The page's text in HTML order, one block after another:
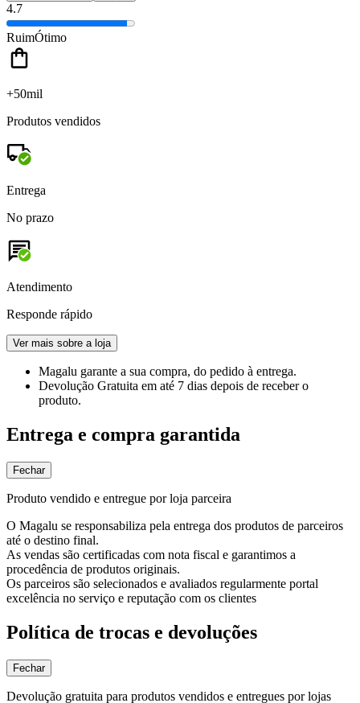
4.7
RuimÓtimo
+50mil
Produtos vendidos
Entrega
No prazo
Atendimento
Responde rápido
Ver mais sobre a loja
Magalu garante a sua compra, do pedido à entrega.
Devolução Gratuita em até 7 dias depois de receber o
produto.
Entrega e compra garantida
Fechar
Produto vendido e entregue por loja parceira
O Magalu se responsabiliza pela entrega dos produtos de parceiros
até o destino final.
As vendas são certificadas com nota fiscal e garantimos a
procedência de produtos originais.
Os parceiros são selecionados e avaliados regularmente portal
excelência no serviço e reputação com os clientes
Política de trocas e devoluções
Fechar
Devolução gratuita para produtos vendidos e entregues por lojas